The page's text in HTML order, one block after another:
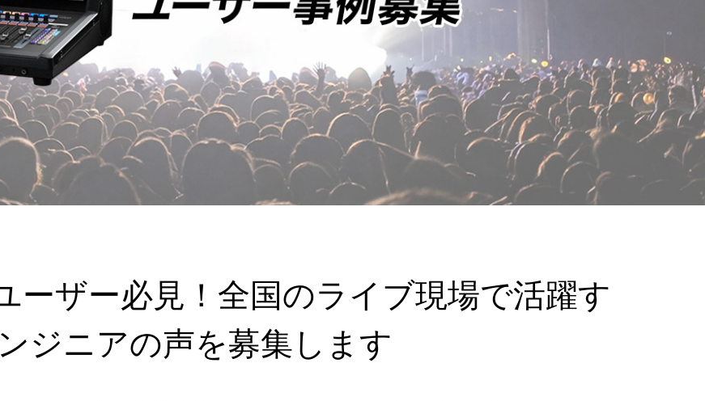
ーザー必見！全国のライブ現場で活躍す
ジニアの声を募集します